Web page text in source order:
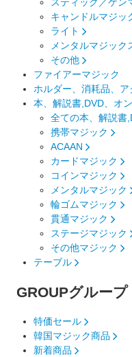
キャンドルマジッ
ライト
メンタルマジッ
その他
ファイアーマジ
ホルダー、消
本、解説書,DVD、オ
全ての本、解説書
携帯マジック
ACAAN
カードマジック
コインマジック
メンタルマジック
輪ゴムマジック
貫通マジック
ステージマジック
その他マジック
テーブル
GROUPグループ
特価セール
韓国マジック商品
新着商品